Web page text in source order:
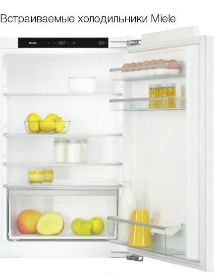
Встраиваемые холодильники Miele